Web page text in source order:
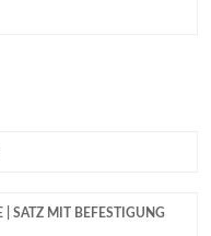
SATZ MIT BEFESTIGUNG